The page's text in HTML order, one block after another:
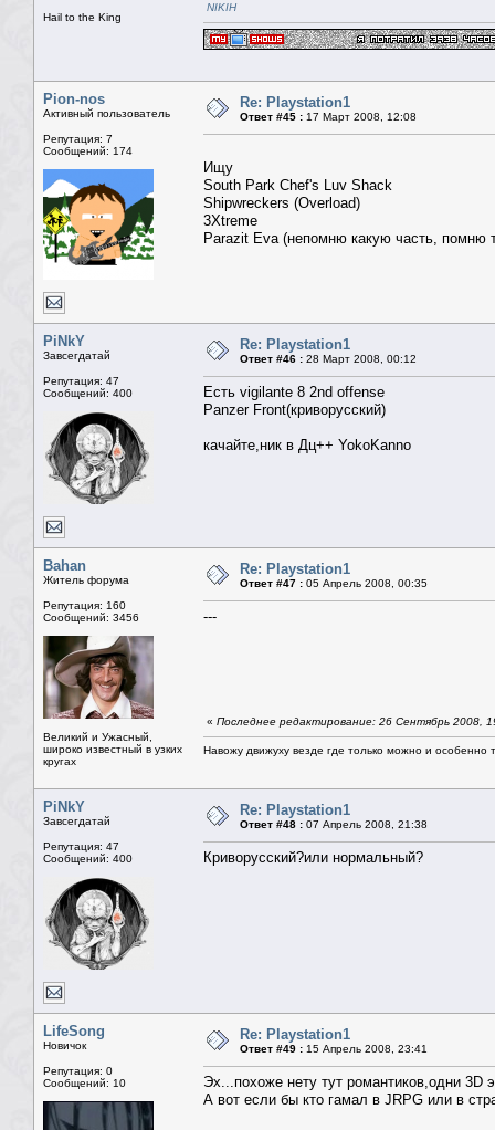
Hail to the King
NIKIH
Pion-nos
Активный пользователь
Репутация: 7
Сообщений: 174
Re: Playstation1
Ответ #45 : 17 Март 2008, 12:08
Ищу
South Park Chef's Luv Shack
Shipwreckers (Overload)
3Xtreme
Parazit Eva (непомню какую часть, помню
PiNkY
Завсегдатай
Репутация: 47
Сообщений: 400
Re: Playstation1
Ответ #46 : 28 Март 2008, 00:12
Есть vigilante 8 2nd offense
Panzer Front(криворусский)
качайте,ник в Дц++ YokoKanno
Bahan
Житель форума
Репутация: 160
Сообщений: 3456
Великий и Ужасный,
широко известный в узких
кругах
Re: Playstation1
Ответ #47 : 05 Апрель 2008, 00:35
---
« Последнее редактирование: 26 Сентябрь 2008,
Навожу движуху везде где только можно и особенно
PiNkY
Завсегдатай
Репутация: 47
Сообщений: 400
Re: Playstation1
Ответ #48 : 07 Апрель 2008, 21:38
Криворусский?или нормальный?
LifeSong
Новичок
Репутация: 0
Сообщений: 10
Re: Playstation1
Ответ #49 : 15 Апрель 2008, 23:41
Эх...похоже нету тут романтиков,одни
А вот если бы кто гамал в JRPG или в